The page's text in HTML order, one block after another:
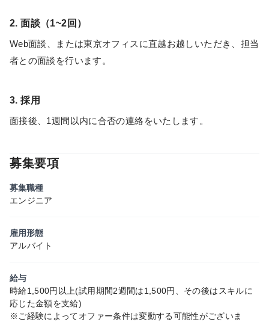
2. 面談（1~2回）
Web面談、または東京オフィスに直越お越しいただき、担当
者との面談を行います。
3. 採用
面接後、1週間以内に合否の連絡をいたします。
募集要項
募集職種
エンジニア
雇用形態
アルバイト
給与
時給1,500円以上(試用期間2週間は1,500円、その後はスキルに
応じた金額を支給)
※ご経験によってオファー条件は変動する可能性がございま